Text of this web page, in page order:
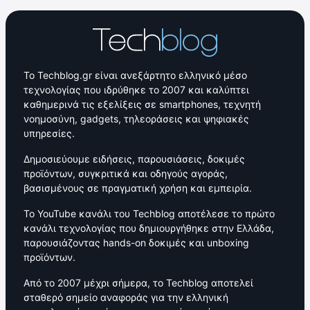
Το Techblog.gr είναι ανεξάρτητο ελληνικό μέσο
τεχνολογίας που ιδρύθηκε το 2007 και καλύπτει
καθημερινά τις εξελίξεις σε smartphones, τεχνητή
νοημοσύνη, gadgets, τηλεοράσεις και ψηφιακές
υπηρεσίες.
Δημοσιεύουμε ειδήσεις, παρουσιάσεις, δοκιμές
προϊόντων, συγκριτικά και οδηγούς αγοράς,
βασισμένους σε πραγματική χρήση και εμπειρία.
Το YouTube κανάλι του Techblog αποτέλεσε το πρώτο
κανάλι τεχνολογίας που δημιουργήθηκε στην Ελλάδα,
παρουσιάζοντας hands-on δοκιμές και unboxing
προϊόντων.
Από το 2007 μέχρι σήμερα, το Techblog αποτελεί
σταθερό σημείο αναφοράς για την ελληνική